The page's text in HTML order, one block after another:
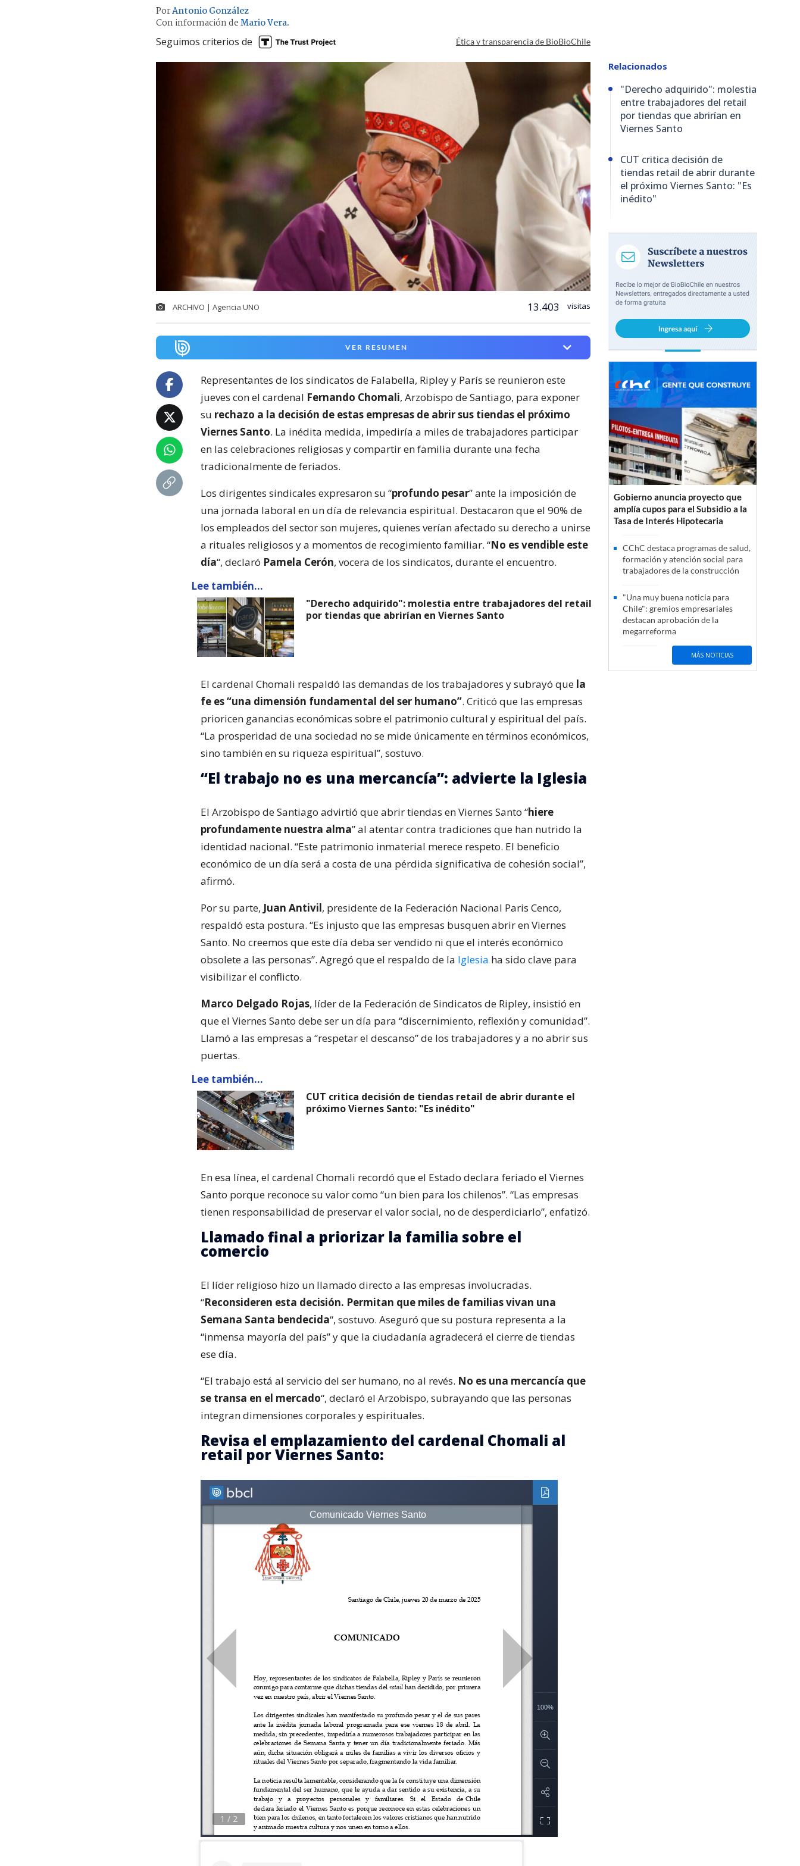
PorAntonio González
Con información deMario Vera.
Seguimos criterios de Ética y transparencia de BioBioChile
ARCHIVO | Agencia UNO 13.403 visitas
VER RESUMEN
Representantes de los sindicatos de Falabella, Ripley y París se reunieron este
jueves con el cardenal Fernando Chomali, Arzobispo de Santiago, para exponer
su rechazo a la decisión de estas empresas de abrir sus tiendas el próximo
Viernes Santo. La inédita medida, impediría a miles de trabajadores participar
en las celebraciones religiosas y compartir en familia durante una fecha
tradicionalmente de feriados.
Los dirigentes sindicales expresaron su “profundo pesar” ante la imposición de
una jornada laboral en un día de relevancia espiritual. Destacaron que el 90% de
los empleados del sector son mujeres, quienes verían afectado su derecho a unirse
a rituales religiosos y a momentos de recogimiento familiar. “No es vendible este
día“, declaró Pamela Cerón, vocera de los sindicatos, durante el encuentro.
Lee también...
"Derecho adquirido": molestia entre trabajadores del retail
por tiendas que abrirían en Viernes Santo
El cardenal Chomali respaldó las demandas de los trabajadores y subrayó que la
fe es “una dimensión fundamental del ser humano”. Criticó que las empresas
prioricen ganancias económicas sobre el patrimonio cultural y espiritual del país.
“La prosperidad de una sociedad no se mide únicamente en términos económicos,
sino también en su riqueza espiritual”, sostuvo.
“El trabajo no es una mercancía”: advierte la Iglesia
El Arzobispo de Santiago advirtió que abrir tiendas en Viernes Santo “hiere
profundamente nuestra alma” al atentar contra tradiciones que han nutrido la
identidad nacional. “Este patrimonio inmaterial merece respeto. El beneficio
económico de un día será a costa de una pérdida significativa de cohesión social”,
afirmó.
Por su parte, Juan Antivil, presidente de la Federación Nacional Paris Cenco,
respaldó esta postura. “Es injusto que las empresas busquen abrir en Viernes
Santo. No creemos que este día deba ser vendido ni que el interés económico
obsolete a las personas”. Agregó que el respaldo de la Iglesia ha sido clave para
visibilizar el conflicto.
Marco Delgado Rojas, líder de la Federación de Sindicatos de Ripley, insistió en
que el Viernes Santo debe ser un día para “discernimiento, reflexión y comunidad”.
Llamó a las empresas a “respetar el descanso” de los trabajadores y a no abrir sus
puertas.
Lee también...
CUT critica decisión de tiendas retail de abrir durante el
próximo Viernes Santo: "Es inédito"
En esa línea, el cardenal Chomali recordó que el Estado declara feriado el Viernes
Santo porque reconoce su valor como “un bien para los chilenos”. “Las empresas
tienen responsabilidad de preservar el valor social, no de desperdiciarlo”, enfatizó.
Llamado final a priorizar la familia sobre el
comercio
El líder religioso hizo un llamado directo a las empresas involucradas.
“Reconsideren esta decisión. Permitan que miles de familias vivan una
Semana Santa bendecida“, sostuvo. Aseguró que su postura representa a la
“inmensa mayoría del país” y que la ciudadanía agradecerá el cierre de tiendas
ese día.
“El trabajo está al servicio del ser humano, no al revés. No es una mercancía que
se transa en el mercado“, declaró el Arzobispo, subrayando que las personas
integran dimensiones corporales y espirituales.
Revisa el emplazamiento del cardenal Chomali al
retail por Viernes Santo:
Relacionados
"Derecho adquirido": molestia
entre trabajadores del retail
por tiendas que abrirían en
Viernes Santo
CUT critica decisión de
tiendas retail de abrir durante
el próximo Viernes Santo: "Es
inédito"
Gobierno anuncia proyecto que
amplía cupos para el Subsidio a la
Tasa de Interés Hipotecaria
CChC destaca programas de salud,
formación y atención social para
trabajadores de la construcción
"Una muy buena noticia para
Chile": gremios empresariales
destacan aprobación de la
megarreforma
MÁS NOTICIAS